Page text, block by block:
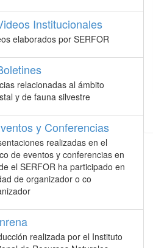
Institucionales
elaborados por SERFOR
relacionadas al ámbito
y de fauna silvestre
y Conferencias
realizadas en el
de eventos y conferencias en
el SERFOR ha participado en
de organizador o co
realizada por el Instituto